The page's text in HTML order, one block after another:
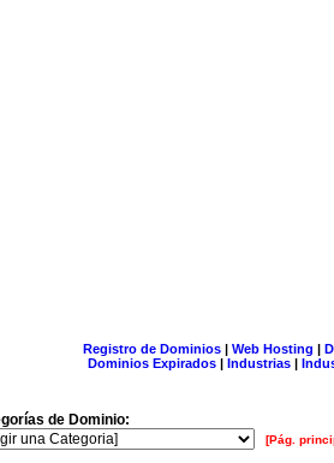
Registro de Dominios| Web Hosting |
Dominios Expirados | Industrias |
de Dominio:
[Pág.